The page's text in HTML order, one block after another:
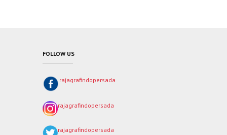
FOLLOW US
rajagrafindopersada
rajagrafindopersada
rajagrafindopersada